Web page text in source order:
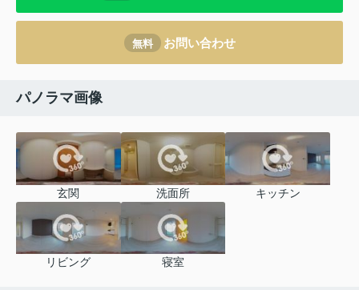
無料 お問い合わせ
パノラマ画像
玄関 洗面所 キッチン
リビング 寝室